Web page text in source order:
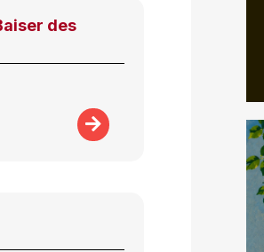
des